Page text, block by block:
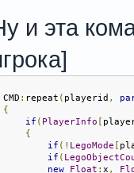
и эта
CMD : repeat ( playerid ,
{
if ( PlayerInfo [
{
if (! LegoMode [
if (
new
Float : x ,